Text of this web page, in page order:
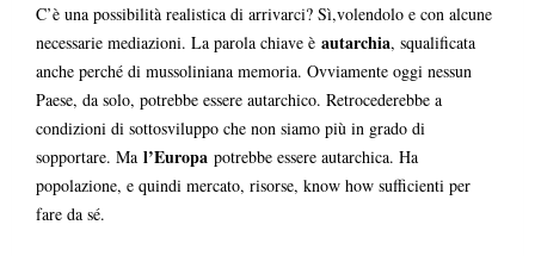
C’è una possibilità realistica di arrivarci? Sì,volendolo e con alcune
necessarie mediazioni. La parola chiave è autarchia, squalificata
anche perché di mussoliniana memoria. Ovviamente oggi nessun
Paese, da solo, potrebbe essere autarchico. Retrocederebbe a
condizioni di sottosviluppo che non siamo più in grado di
sopportare. Ma l’Europa potrebbe essere autarchica. Ha
popolazione, e quindi mercato, risorse, know how sufficienti per
fare da sé.